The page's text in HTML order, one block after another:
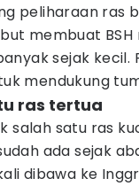
peliharaan ras
membuat
sejak
mendukung
ras tertua
salah satu ras
ada sejak
dibawa ke